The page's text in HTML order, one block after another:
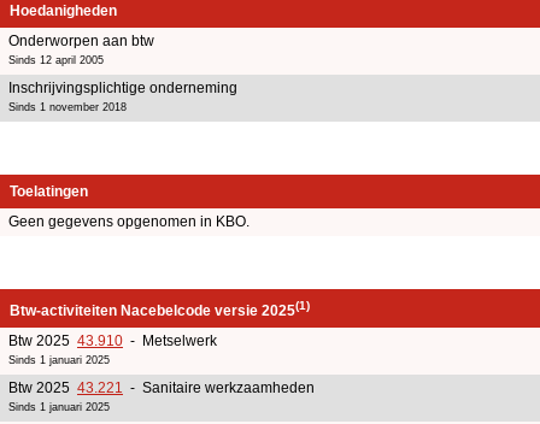
Hoedanigheden
Onderworpen aan btw
Sinds 12 april 2005
Inschrijvingsplichtige onderneming
Sinds 1 november 2018
Toelatingen
Geen gegevens opgenomen in KBO.
Btw-activiteiten Nacebelcode versie 2025(1)
Btw 2025 43.910 - Metselwerk
Sinds 1 januari 2025
Btw 2025 43.221 - Sanitaire werkzaamheden
Sinds 1 januari 2025